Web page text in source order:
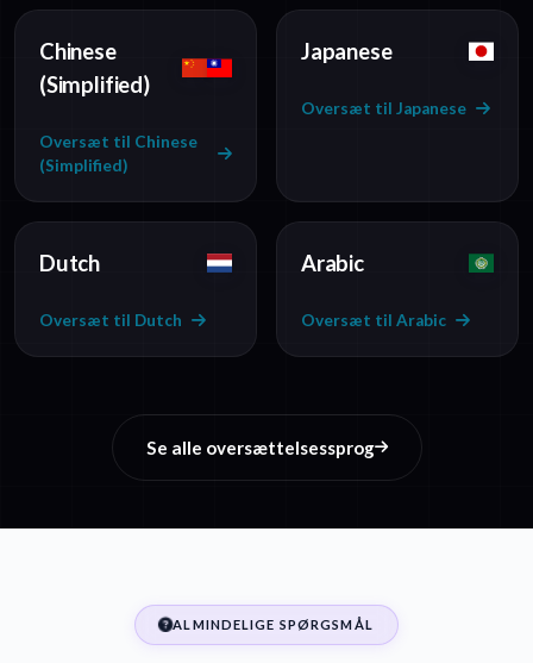
Chinese
(Simplified)
Oversæt til Chinese
(Simplified)
Japanese
Oversæt til Japanese
Dutch
Oversæt til Dutch
Arabic
Oversæt til Arabic
Se alle oversættelsessprog
ALMINDELIGE SPØRGSMÅL